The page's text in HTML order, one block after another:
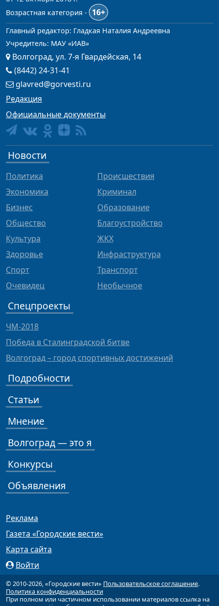
Возрастная категория -
16+
Главный редактор: Гладкая Наталия Андреевна
Учредитель: МАУ «ИАВ»
Волгоград, ул. 7-я Гвардейская, 14
(8442) 24-31-41
glavred@gorvesti.ru
Редакция
Официальные документы
Новости
Политика
Экономика
Бизнес
Общество
Культура
Здоровье
Спорт
Очевидец
Происшествия
Криминал
Образование
Благоустройство
ЖКХ
Инфраструктура
Транспорт
Необычное
Спецпроекты
ЧМ-2018
Победа в Сталинградской битве
Волгоград – город спортивных достижений
Подробности
Статьи
Мнение
Волгоград — это я
Конкурсы
Объявления
Реклама
Газета «Городские вести»
Карта сайта
Войти
© 2010-2026, «Городские вести» Пользовательское соглашение.
Политика конфиденциальности
При полном или частичном использовании материалов ссылка на